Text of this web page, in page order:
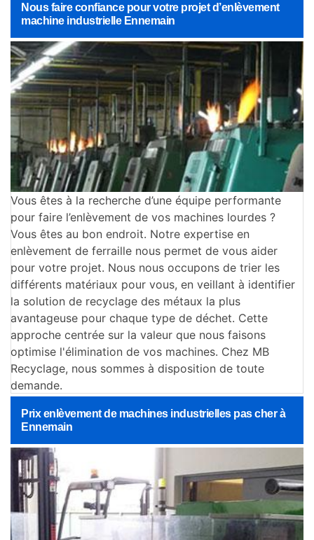
Nous faire confiance pour votre projet d’enlèvement
machine industrielle Ennemain
Vous êtes à la recherche d’une équipe performante
pour faire l’enlèvement de vos machines lourdes ?
Vous êtes au bon endroit. Notre expertise en
enlèvement de ferraille nous permet de vous aider
pour votre projet. Nous nous occupons de trier les
différents matériaux pour vous, en veillant à identifier
la solution de recyclage des métaux la plus
avantageuse pour chaque type de déchet. Cette
approche centrée sur la valeur que nous faisons
optimise l'élimination de vos machines. Chez MB
Recyclage, nous sommes à disposition de toute
demande.
Prix enlèvement de machines industrielles pas cher à
Ennemain